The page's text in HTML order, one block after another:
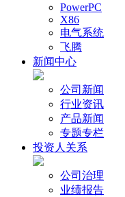
PowerPC
X86
电气系统
飞腾
新闻中心
公司新闻
行业资讯
产品新闻
专题专栏
投资人关系
公司治理
业绩报告